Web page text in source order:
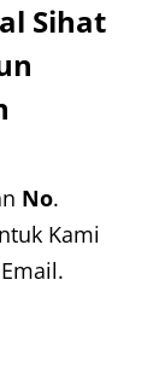
Sihat
No.
Kami